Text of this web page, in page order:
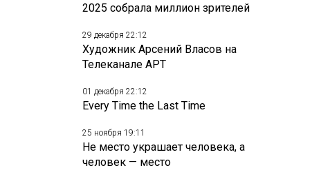
2025 собрала миллион зрителей
29 декабря 22:12
Художник Арсений Власов на
Телеканале АРТ
01 декабря 22:12
Every Time the Last Time
25 ноября 19:11
Не место украшает человека, а
человек — место